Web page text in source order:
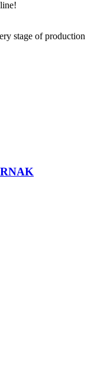
stage of production